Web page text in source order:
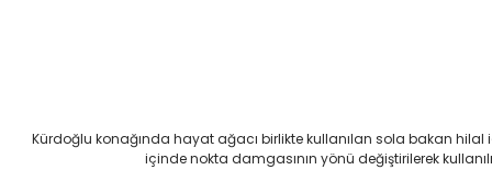
Kürdoğlu konağında hayat ağacı birlikte kullanılan sola bakan
içinde nokta damgasının yönü değiştirilerek